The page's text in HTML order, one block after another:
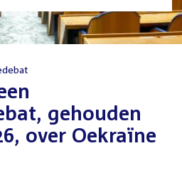
gehouden
over Oekraïne